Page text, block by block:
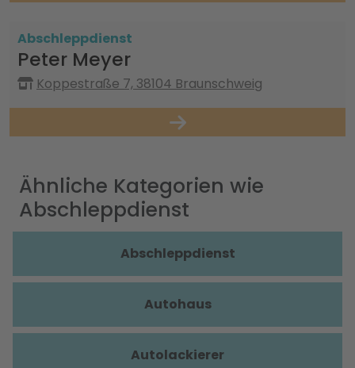
Abschleppdienst
Peter Meyer
Koppestraße 7, 38104 Braunschweig
Ähnliche Kategorien wie
Abschleppdienst
Abschleppdienst
Autohaus
Autolackierer